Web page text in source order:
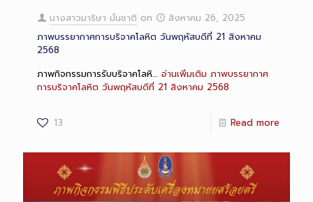
นางสาวมาริษา มั่นชาติ on
สิงหาคม 26, 2025
ภาพบรรยากาศการบริจาคโลหิต วันพฤหัสบดีที่ 21 สิงหาคม
2568
ภาพกิจกรรมการรับบริจาคโลหิ… อ่านเพิ่มเติม ภาพบรรยากาศ
การบริจาคโลหิต วันพฤหัสบดีที่ 21 สิงหาคม 2568
13 Read more